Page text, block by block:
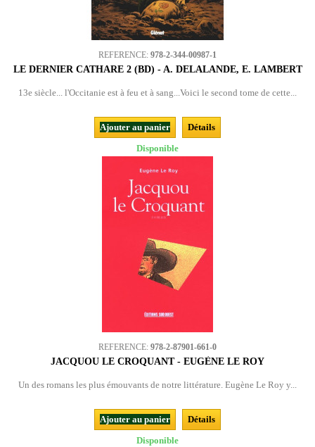
REFERENCE: 978-2-344-00987-1
LE DERNIER CATHARE 2 (BD) - A. DELALANDE, E. LAMBERT
13e siècle... l'Occitanie est à feu et à sang...Voici le second tome de cette...
Ajouter au panier
Détails
Disponible
REFERENCE: 978-2-87901-661-0
JACQUOU LE CROQUANT - EUGÈNE LE ROY
Un des romans les plus émouvants de notre littérature. Eugène Le Roy y...
Ajouter au panier
Détails
Disponible